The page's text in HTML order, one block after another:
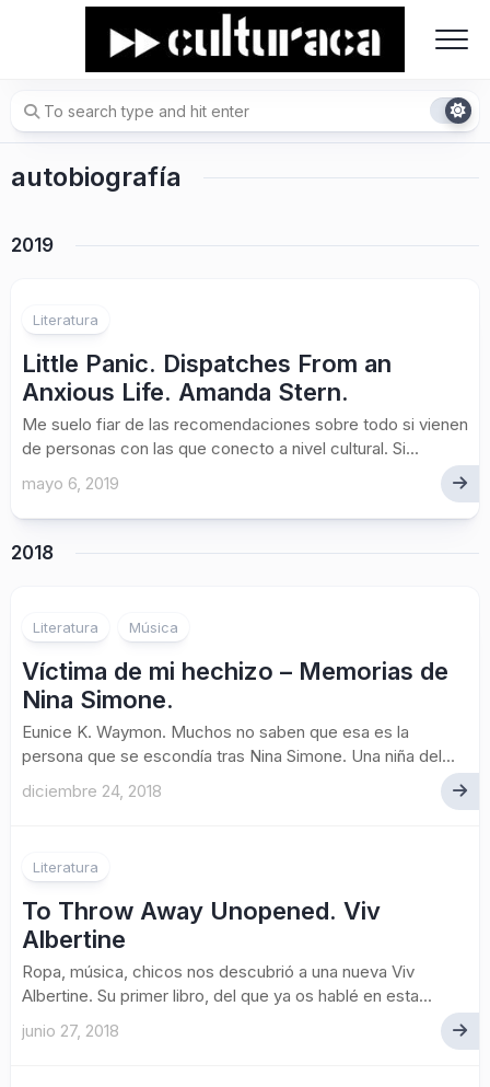
autobiografía
2019
Literatura
Little Panic. Dispatches From an
Anxious Life. Amanda Stern.
Me suelo fiar de las recomendaciones sobre todo si vienen
de personas con las que conecto a nivel cultural. Si...
mayo 6, 2019
2018
Literatura Música
Víctima de mi hechizo – Memorias de
Nina Simone.
Eunice K. Waymon. Muchos no saben que esa es la
persona que se escondía tras Nina Simone. Una niña del...
diciembre 24, 2018
Literatura
To Throw Away Unopened. Viv
Albertine
Ropa, música, chicos nos descubrió a una nueva Viv
Albertine. Su primer libro, del que ya os hablé en esta...
junio 27, 2018